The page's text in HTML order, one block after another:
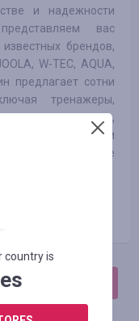
и надежности
вас
брендов,
W-TEC, AQUA,
предлагает сотни
тренажеры,
для тренировок,
обновляем
находить новые
ОТЗЫВ
country is